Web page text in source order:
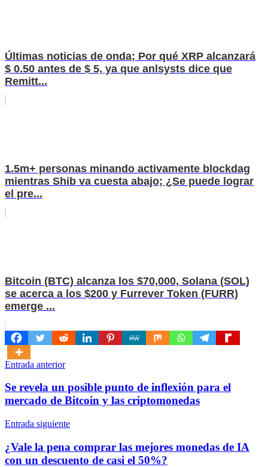
Últimas noticias de onda; Por qué XRP alcanzará
$ 0.50 antes de $ 5, ya que anlsysts dice que
Remitt...
1.5m+ personas minando activamente blockdag
mientras Shib va ​​cuesta abajo; ¿Se puede lograr
el pre...
Bitcoin (BTC) alcanza los $70,000, Solana (SOL)
se acerca a los $200 y Furrever Token (FURR)
emerge ...
Navegación
de
entradas
Entrada anterior
Se revela un posible punto de inflexión para el
mercado de Bitcoin y las criptomonedas
Entrada siguiente
¿Vale la pena comprar las mejores monedas de IA
con un descuento de casi el 50%?